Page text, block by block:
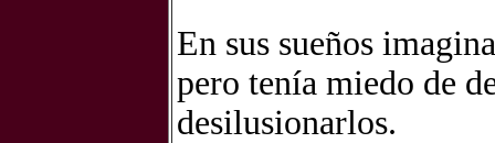
En sus sueños
pero tenía miedo de
desilusionarlos.